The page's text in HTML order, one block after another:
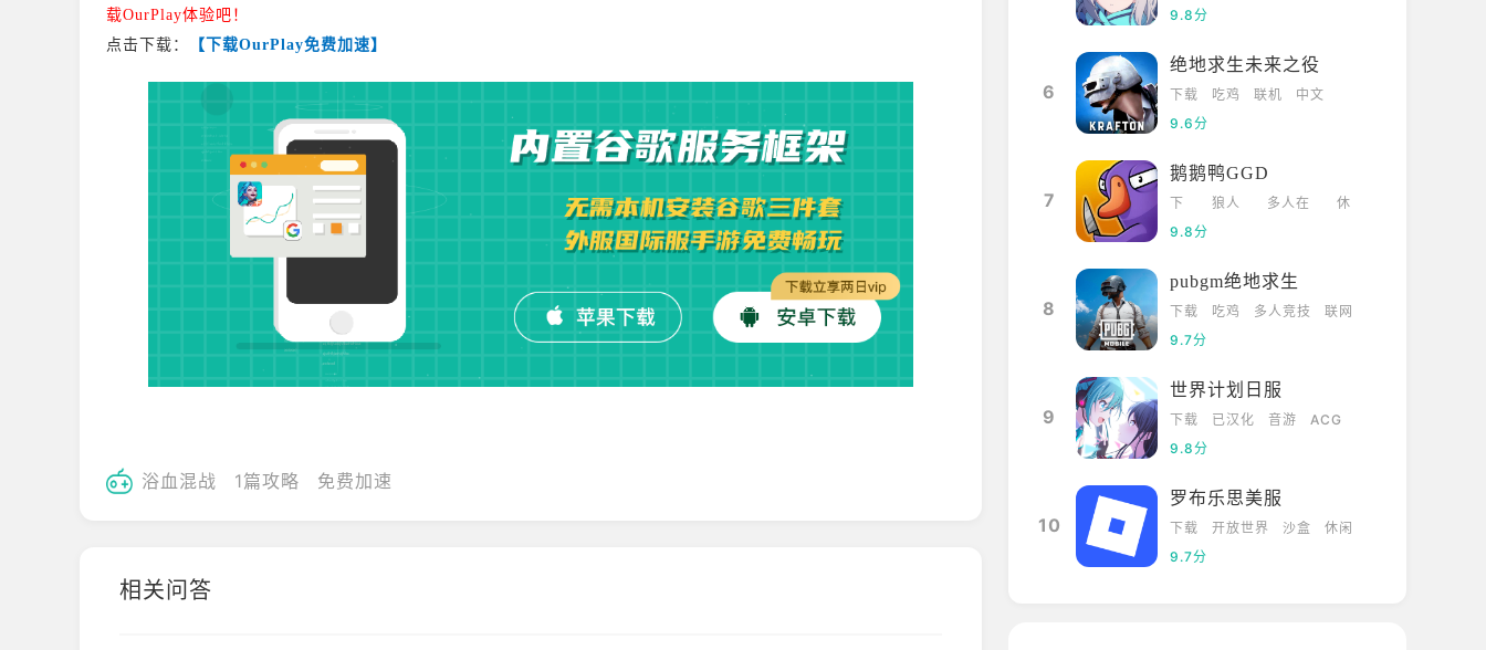
载OurPlay体验吧！
点击下载：
【下载OurPlay免费加速】
浴血混战 1篇攻略 免费加速
相关问答
9.8分
6
绝地求生未来之役
下载 吃鸡 联机
中文
9.6分
7
鹅鹅鸭GGD
下
狼人
多人在
休
9.8分
8
pubgm绝地求生
下载 吃鸡 多人竞技
联网
9.7分
9
世界计划日服
下载 已汉化 音游
ACG
9.8分
10
罗布乐思美服
下载 开放世界 沙盒
休闲
9.7分